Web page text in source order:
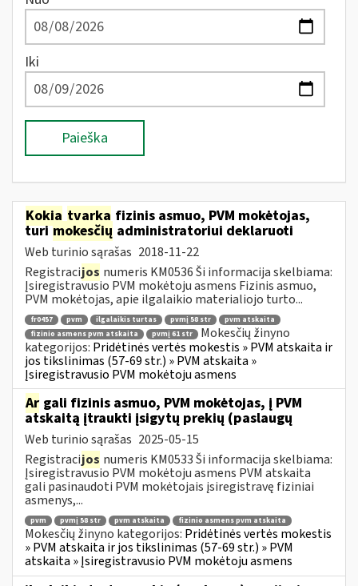
Iki
Paieška
Kokia tvarka fizinis asmuo, PVM mokėtojas,
turimokesčių administratoriui deklaruoti
Web turinio sąrašas 2018-11-22
Registracijos numeris KM0536 Ši informacija skelbiama:
Įsiregistravusio PVM mokėtoju asmens Fizinis asmuo,
PVM mokėtojas, apie ilgalaikio materialiojo turto...
fr0457 pvm ilgalaikis turtas pvmį 58 str
pvm atskaita
fizinio asmens pvm atskaita
pvmį 61 str
Mokesčių žinyno
kategorijos: Pridėtinės vertės mokestis » PVM atskaita ir
jos tikslinimas (57-69 str.) » PVM atskaita »
Įsiregistravusio PVM mokėtoju asmens
Ar gali fizinis asmuo, PVM mokėtojas, į PVM
atskaitą įtraukti įsigytų prekių (paslaugų
Web turinio sąrašas 2025-05-15
Registracijos numeris KM0533 Ši informacija skelbiama:
Įsiregistravusio PVM mokėtoju asmens PVM atskaita
gali pasinaudoti PVM mokėtojais įsiregistravę fiziniai
asmenys,...
pvm pvmį 58 str pvm atskaita fizinio asmens pvm atskaita
Mokesčių žinyno kategorijos: Pridėtinės vertės mokestis
» PVM atskaita ir jos tikslinimas (57-69 str.) » PVM
atskaita » Įsiregistravusio PVM mokėtoju asmens